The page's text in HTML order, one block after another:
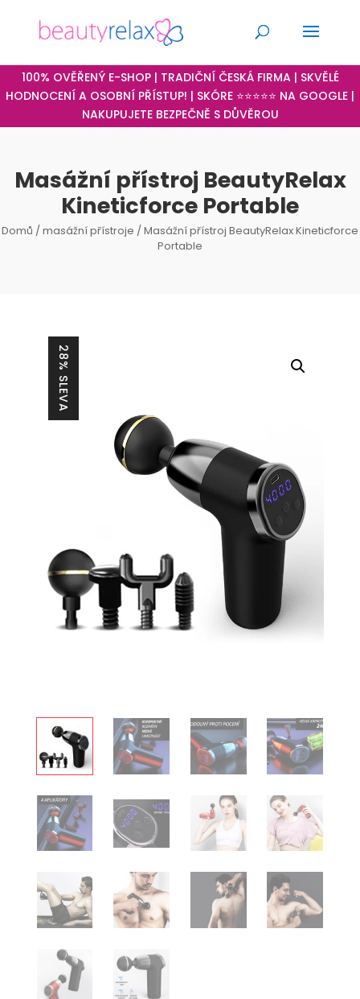
100% OVĚŘENÝ E-SHOP | TRADIČNÍ ČESKÁ FIRMA | SKVĚLÉ
HODNOCENÍ A OSOBNÍ PŘÍSTUP! | SKÓRE ⭐⭐⭐⭐⭐ NA GOOGLE |
NAKUPUJETE BEZPEČNĚ S DŮVĚROU
Masážní přístroj BeautyRelax
Kineticforce Portable
Domů /masážní přístroje / Masážní přístroj BeautyRelax Kineticforce
Portable
28% SLEVA